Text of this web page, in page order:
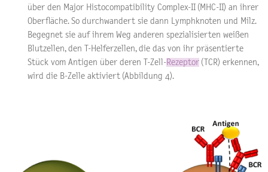
über den Major Histocompatibility Complex-II (MHC-II) an ihrer
Oberfläche. So durchwandert sie dann Lymphknoten und Milz.
Begegnet sie auf ihrem Weg anderen spezialisierten weißen
Blutzellen, den T-Helferzellen, die das von ihr präsentierte
Stück vom Antigen über deren T-Zell-Rezeptor (TCR) erkennen,
wird die B-Zelle aktiviert (Abbildung 4).